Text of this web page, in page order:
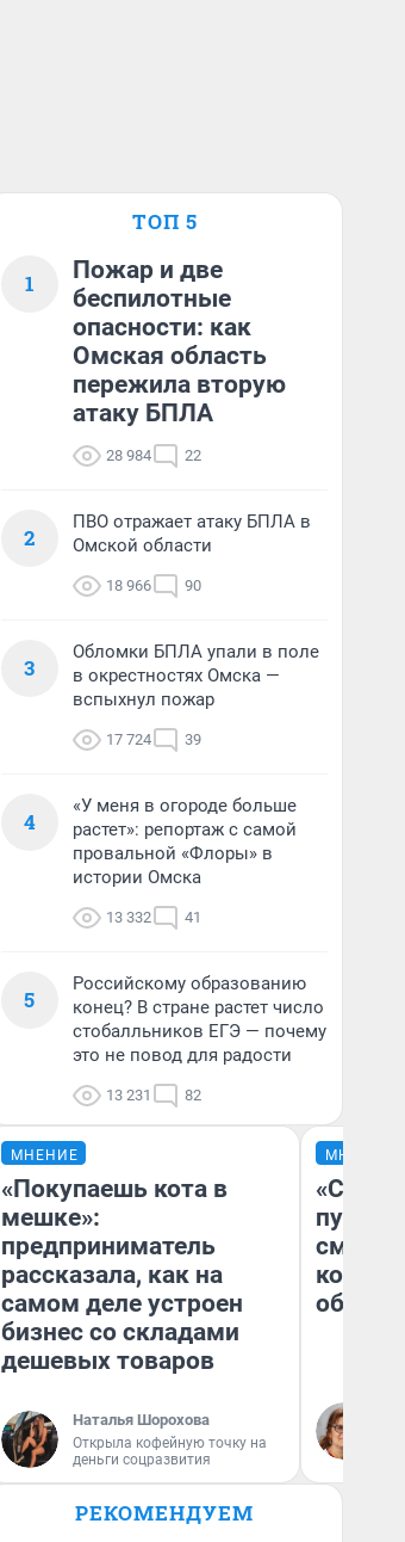
ТОП 5
1
Пожар и две
беспилотные
опасности: как
Омская область
пережила вторую
атаку БПЛА
28 984 22
2
ПВО отражает атаку БПЛА в
Омской области
18 966 90
3
Обломки БПЛА упали в поле
в окрестностях Омска —
вспыхнул пожар
17 724 39
4
«У меня в огороде больше
растет»: репортаж с самой
провальной «Флоры» в
истории Омска
13 332 41
5
Российскому образованию
конец? В стране растет число
стобалльников ЕГЭ — почему
это не повод для радости
13 231 82
МНЕНИЕ
«Покупаешь кота в
мешке»:
предприниматель
рассказала, как на
самом деле устроен
бизнес со складами
дешевых товаров
Наталья Шорохова
Открыла кофейную точку на
деньги соцразвития
МНЕНИЕ
РЕКОМЕНДУЕМ